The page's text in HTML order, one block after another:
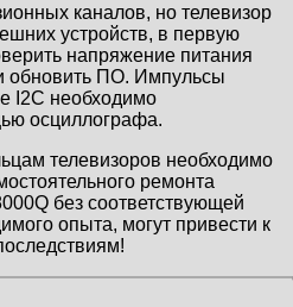
каналов, но телевизор
устройств, в первую
напряжение питания
обновить ПО. Импульсы
I2C необходимо
осциллографа.
телевизоров необходимо
ремонта
без соответствующей
опыта, могут привести к